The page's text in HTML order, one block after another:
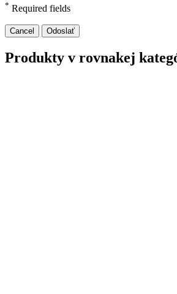
* Required fields
Cancel Odoslať
Produkty v rovnakej